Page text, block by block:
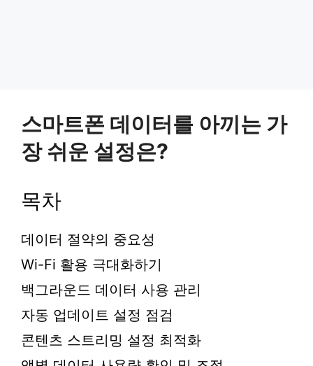
스마트폰 데이터를 아끼는 가
장 쉬운 설정은?
목차
데이터 절약의 중요성
Wi-Fi 활용 극대화하기
백그라운드 데이터 사용 관리
자동 업데이트 설정 점검
콘텐츠 스트리밍 설정 최적화